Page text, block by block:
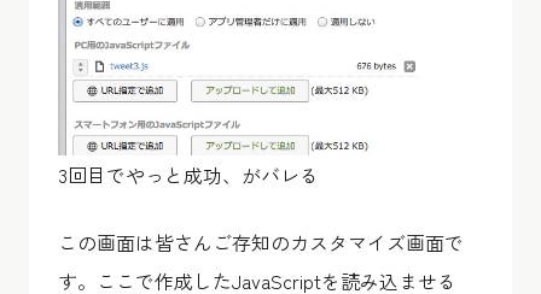
3回目でやっと成功、がバレる
この画面は皆さんご存知のカスタマイズ画面で
す。ここで作成したJavaScriptを読み込ませる